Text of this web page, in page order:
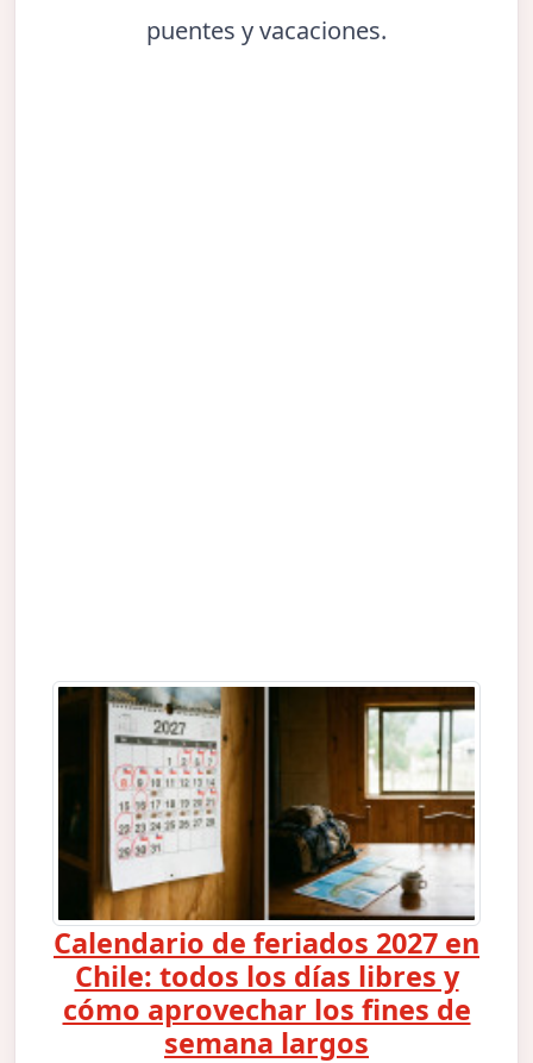
puentes y vacaciones.
Calendario de feriados 2027 en
Chile: todos los días libres y
cómo aprovechar los fines de
semana largos